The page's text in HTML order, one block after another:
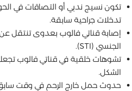
تكون نسيج ندبي أو التصاقات في
تدخلات جراحية سابقة.
إصابة قناتي فالوب بعدوى تنتقل
الجنسي (STI).
تشوهات خلقية في قناتي فالوب
الشكل.
حدوث حمل خارج الرحم في وقت